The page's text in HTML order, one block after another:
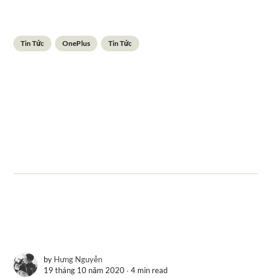
Tin Tức OnePlus Tin Tức
by Hưng Nguyễn
19 tháng 10 năm 2020 ∙4 min read